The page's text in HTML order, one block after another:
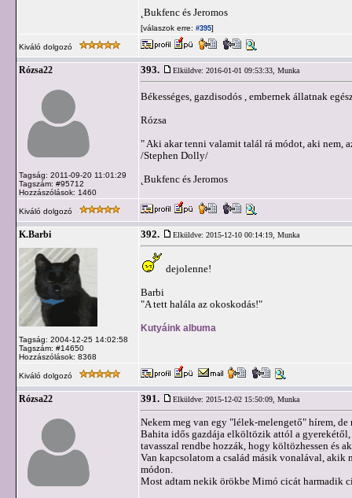
˛Bukfenc és Jeromos
[válaszok erre: #395]
Kiváló dolgozó
Rózsa22
Tagság: 2011-09-20 11:01:29
Tagszám: #95712
Hozzászólások: 1460
393. Elküldve: 2016-01-01 09:53:33, Munka
Békességes, gazdisodós , embernek állatnak
Rózsa
" Aki akar tenni valamit talál rá módot, aki nem,
/Stephen Dolly/
˛Bukfenc és Jeromos
Kiváló dolgozó
K.Barbi
Tagság: 2004-12-25 14:02:58
Tagszám: #14650
Hozzászólások: 8368
392. Elküldve: 2015-12-10 00:14:19, Munka
dejolenne!
Barbi
"A tett halála az okoskodás!"
Kutyáink albuma
Kiváló dolgozó
Rózsa22 391. Elküldve: 2015-12-02 15:50:09, Munka
Nekem meg van egy "lélek-melengető" hírem,
Bahita idős gazdája elköltözik attól a gyerekétől,
tavasszal rendbe hozzák, hogy költözhessen és
Van kapcsolatom a család másik vonalával,
módon.
Most adtam nekik örökbe Mimó cicát harmadik